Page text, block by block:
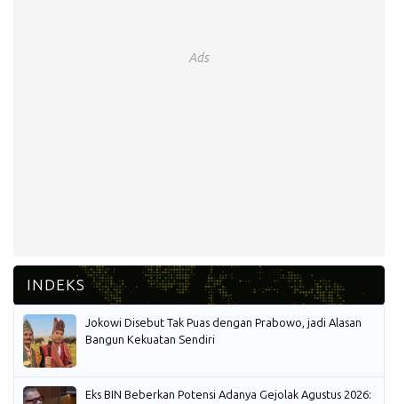
Ads
Jokowi Disebut Tak Puas dengan Prabowo, jadi Alasan
Bangun Kekuatan Sendiri
Eks BIN Beberkan Potensi Adanya Gejolak Agustus 2026: